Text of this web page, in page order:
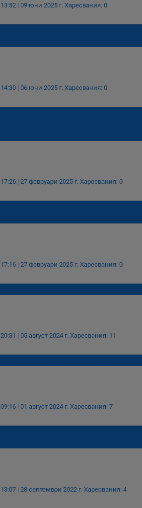
13:52 | 09 юни 2025 г. Харесвания: 0
14:30 | 06 юни 2025 г. Харесвания: 0
17:26 | 27 февруари 2025 г. Харесвания: 0
17:16 | 27 февруари 2025 г. Харесвания: 0
20:31 | 05 август 2024 г. Харесвания: 11
09:16 | 01 август 2024 г. Харесвания: 7
13:07 | 28 септември 2022 г. Харесвания: 4